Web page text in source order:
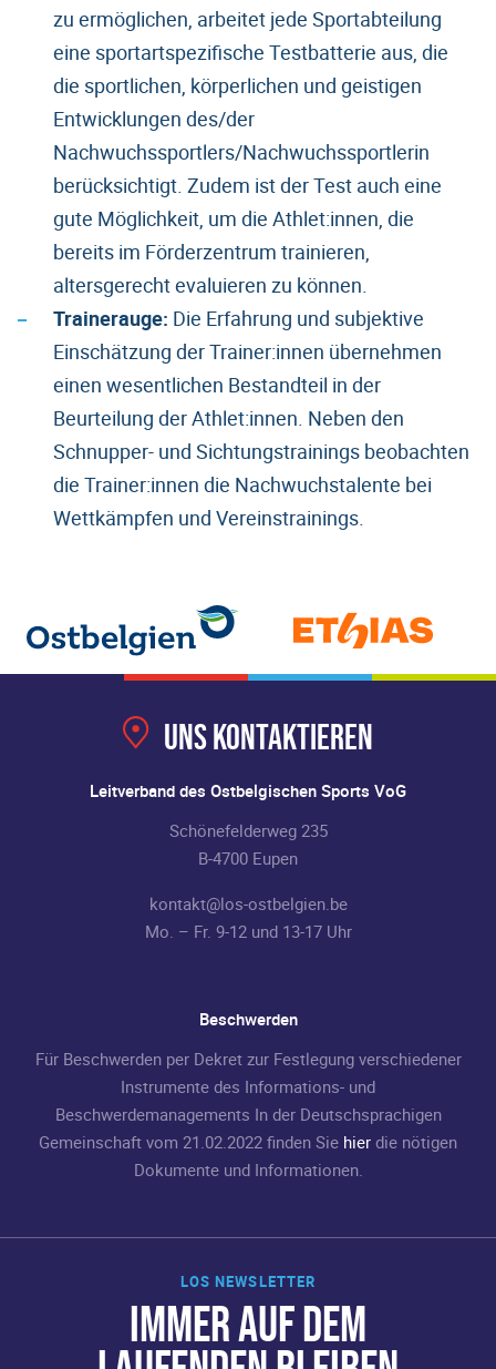
zu ermöglichen, arbeitet jede Sportabteilung
eine sportartspezifische Testbatterie aus, die
die sportlichen, körperlichen und geistigen
Entwicklungen des/der
Nachwuchssportlers/Nachwuchssportlerin
berücksichtigt. Zudem ist der Test auch eine
gute Möglichkeit, um die Athlet:innen, die
bereits im Förderzentrum trainieren,
altersgerecht evaluieren zu können.
Trainerauge: Die Erfahrung und subjektive
Einschätzung der Trainer:innen übernehmen
einen wesentlichen Bestandteil in der
Beurteilung der Athlet:innen. Neben den
Schnupper- und Sichtungstrainings beobachten
die Trainer:innen die Nachwuchstalente bei
Wettkämpfen und Vereinstrainings.
LOS NEWSLETTER
IMMER AUF DEM
Uns kontaktieren
Leitverband des Ostbelgischen Sports VoG
Schönefelderweg 235
B-4700 Eupen
kontakt@los-ostbelgien.be
Mo. – Fr. 9-12 und 13-17 Uhr
Beschwerden
Für Beschwerden per Dekret zur Festlegung verschiedener
Instrumente des Informations- und
Beschwerdemanagements In der Deutschsprachigen
Gemeinschaft vom 21.02.2022 finden Sie hier die nötigen
Dokumente und Informationen.